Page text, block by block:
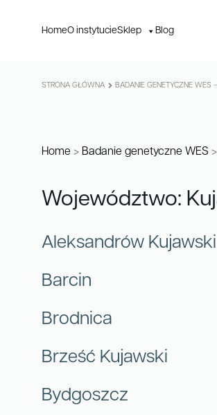
HomeO instytucieSklep Blog
STRONA GŁÓWNA BADANIE GENETYCZNE WES
Home > Badanie genetyczne WES >
Województwo:
Aleksandrów Kujawski
Barcin
Brodnica
Brześć Kujawski
Bydgoszcz